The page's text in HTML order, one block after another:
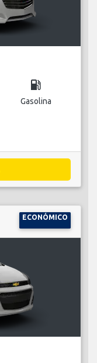
local_gas_station
Gasolina
ECONÓMICO